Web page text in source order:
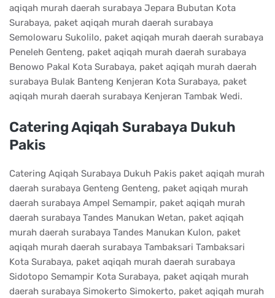
aqiqah murah daerah surabaya Jepara Bubutan Kota
Surabaya, paket aqiqah murah daerah surabaya
Semolowaru Sukolilo, paket aqiqah murah daerah surabaya
Peneleh Genteng, paket aqiqah murah daerah surabaya
Benowo Pakal Kota Surabaya, paket aqiqah murah daerah
surabaya Bulak Banteng Kenjeran Kota Surabaya, paket
aqiqah murah daerah surabaya Kenjeran Tambak Wedi.
Catering Aqiqah Surabaya Dukuh
Pakis
Catering Aqiqah Surabaya Dukuh Pakis paket aqiqah murah
daerah surabaya Genteng Genteng, paket aqiqah murah
daerah surabaya Ampel Semampir, paket aqiqah murah
daerah surabaya Tandes Manukan Wetan, paket aqiqah
murah daerah surabaya Tandes Manukan Kulon, paket
aqiqah murah daerah surabaya Tambaksari Tambaksari
Kota Surabaya, paket aqiqah murah daerah surabaya
Sidotopo Semampir Kota Surabaya, paket aqiqah murah
daerah surabaya Simokerto Simokerto, paket aqiqah murah